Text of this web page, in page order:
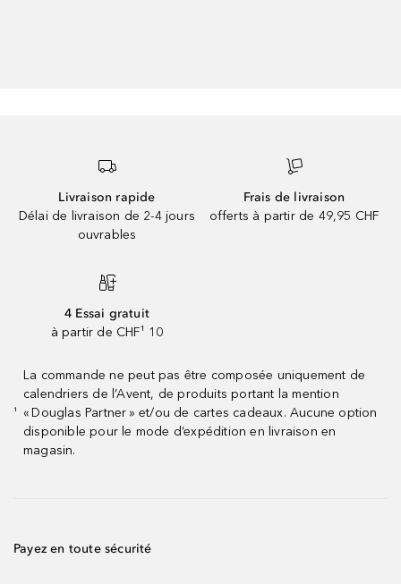
Livraison rapide
Délai de livraison de 2-4 jours
ouvrables
Frais de livraison
offerts à partir de 49,95 CHF
4 Essai gratuit
à partir de CHF¹ 10
¹
La commande ne peut pas être composée uniquement de
calendriers de l’Avent, de produits portant la mention
« Douglas Partner » et/ou de cartes cadeaux. Aucune option
disponible pour le mode d’expédition en livraison en
magasin.
Payez en toute sécurité